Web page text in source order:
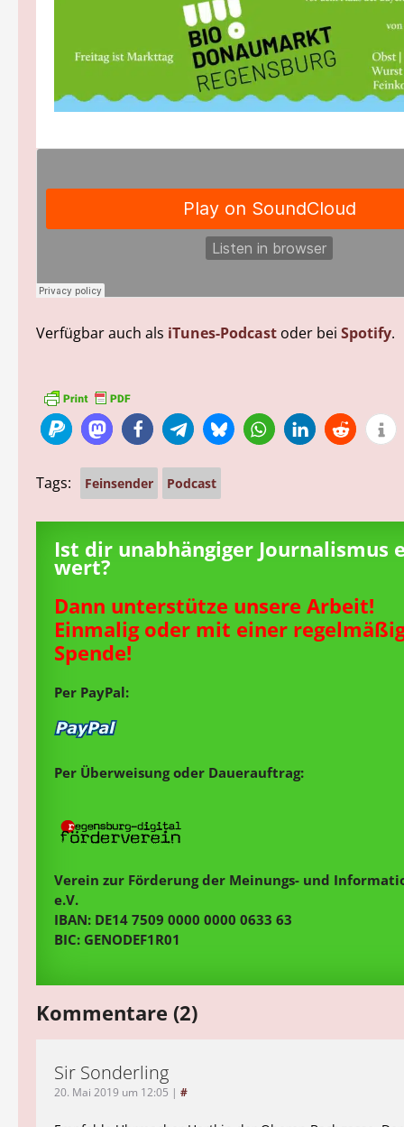
Verfügbar auch als iTunes-Podcast oder bei Spotify.
Tags: Feinsender Podcast
Ist dir unabhängiger Journalismus
wert?
Dann unterstütze unsere Arbeit!
Einmalig oder mit einer
Spende!
Per PayPal:
Per Überweisung oder Dauerauftrag:
Verein zur Förderung der Meinungs- und
e.V.
IBAN: DE14 7509 0000 0000 0633 63
BIC: GENODEF1R01
Kommentare (2)
Sir Sonderling
20. Mai 2019 um 12:05 | #